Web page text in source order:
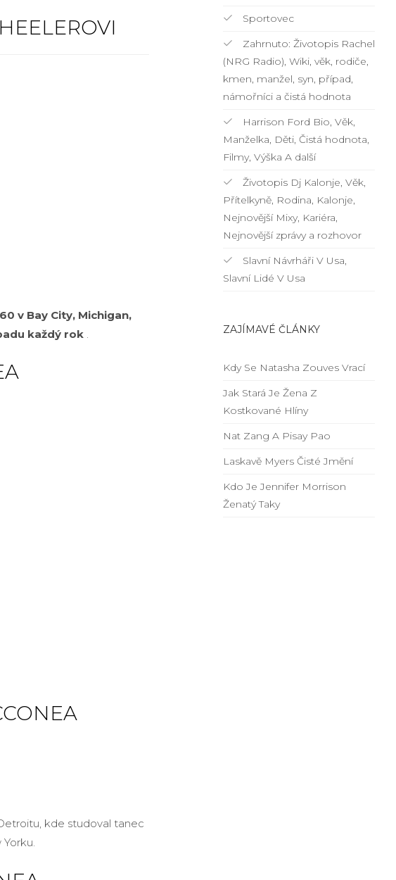
v Bay City, Michigan,
každý rok.
kde studoval tanec
Sportovec
Zahrnuto: Životopis Rachel
(NRG Radio), Wiki, věk, rodiče,
kmen, manžel, syn, případ,
námořníci a čistá hodnota
Harrison Ford Bio, Věk,
Manželka, Děti, Čistá hodnota,
Filmy, Výška A další
Životopis Dj Kalonje, Věk,
Přítelkyně, Rodina, Kalonje,
Nejnovější Mixy, Kariéra,
Nejnovější zprávy a rozhovor
Slavní Návrháři V Usa,
Slavní Lidé V Usa
ZAJÍMAVÉ ČLÁNKY
Kdy Se Natasha Zouves Vrací
Jak Stará Je Žena Z
Kostkované Hlíny
Nat Zang A Pisay Pao
Laskavě Myers Čisté Jmění
Kdo Je Jennifer Morrison
Ženatý Taky